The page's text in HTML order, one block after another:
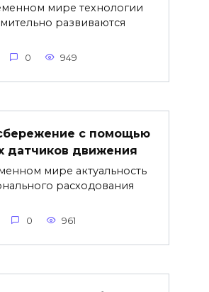
мире технологии
развиваются
0 949
с помощью
датчиков движения
мире актуальность
расходования
0 961